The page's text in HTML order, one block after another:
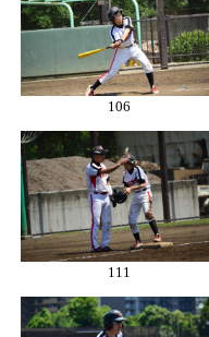
106
111